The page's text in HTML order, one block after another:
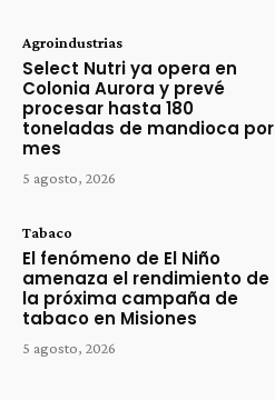
Agroindustrias
Select Nutri ya opera en
Colonia Aurora y prevé
procesar hasta 180
toneladas de mandioca por
mes
5 agosto, 2026
Tabaco
El fenómeno de El Niño
amenaza el rendimiento de
la próxima campaña de
tabaco en Misiones
5 agosto, 2026